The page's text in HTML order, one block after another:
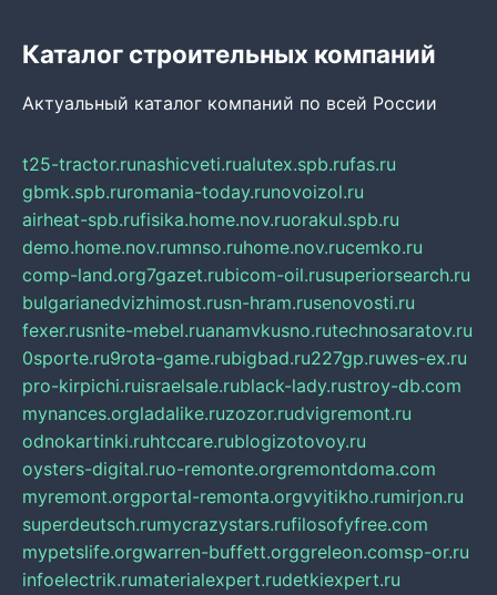
Каталог строительных компаний
Актуальный каталог компаний по всей России
t25-tractor.runashicveti.rualutex.spb.rufas.ru
gbmk.spb.ruromania-today.runovoizol.ru
airheat-spb.rufisika.home.nov.ruorakul.spb.ru
demo.home.nov.rumnso.ruhome.nov.rucemko.ru
comp-land.org7gazet.rubicom-oil.rusuperiorsearch.ru
bulgarianedvizhimost.rusn-hram.rusenovosti.ru
fexer.rusnite-mebel.ruanamvkusno.rutechnosaratov.ru
0sporte.ru9rota-game.rubigbad.ru227gp.ruwes-ex.ru
pro-kirpichi.ruisraelsale.rublack-lady.rustroy-db.com
mynances.orgladalike.ruzozor.rudvigremont.ru
odnokartinki.ruhtccare.rublogizotovoy.ru
oysters-digital.ruo-remonte.orgremontdoma.com
myremont.orgportal-remonta.orgvyitikho.rumirjon.ru
superdeutsch.rumycrazystars.rufilosofyfree.com
mypetslife.orgwarren-buffett.orggreleon.comsp-or.ru
infoelectrik.rumaterialexpert.rudetkiexpert.ru